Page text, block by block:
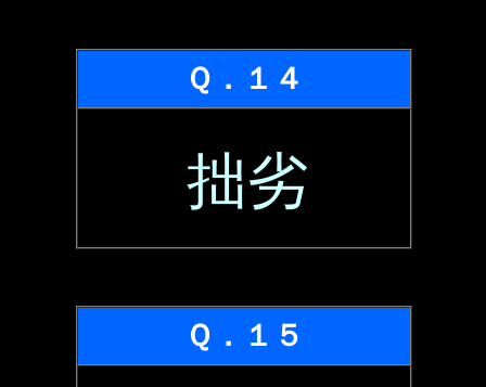
Ｑ．１４
拙劣
Ｑ．１５